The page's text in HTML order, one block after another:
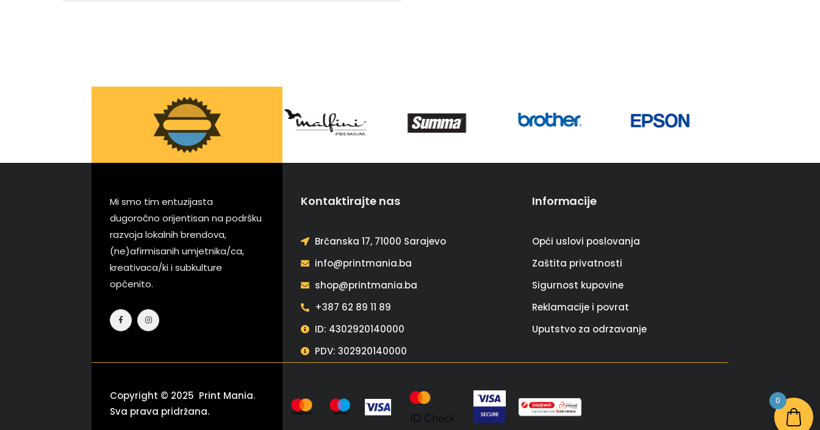
Mi smo tim entuzijasta
dugoročno orijentisan na podršku
razvoja lokalnih brendova,
(ne)afirmisanih umjetnika/ca,
kreativaca/ki i subkulture
općenito.
Kontaktirajte nas
Brčanska 17, 71000 Sarajevo
info@printmania.ba
shop@printmania.ba
+387 62 89 11 89
ID: 4302920140000
PDV: 302920140000
Informacije
Opći uslovi poslovanja
Zaštita privatnosti
Sigurnost kupovine
Reklamacije i povrat
Uputstvo za odrzavanje
Copyright © 2025 Print Mania.
Sva prava pridržana.
0